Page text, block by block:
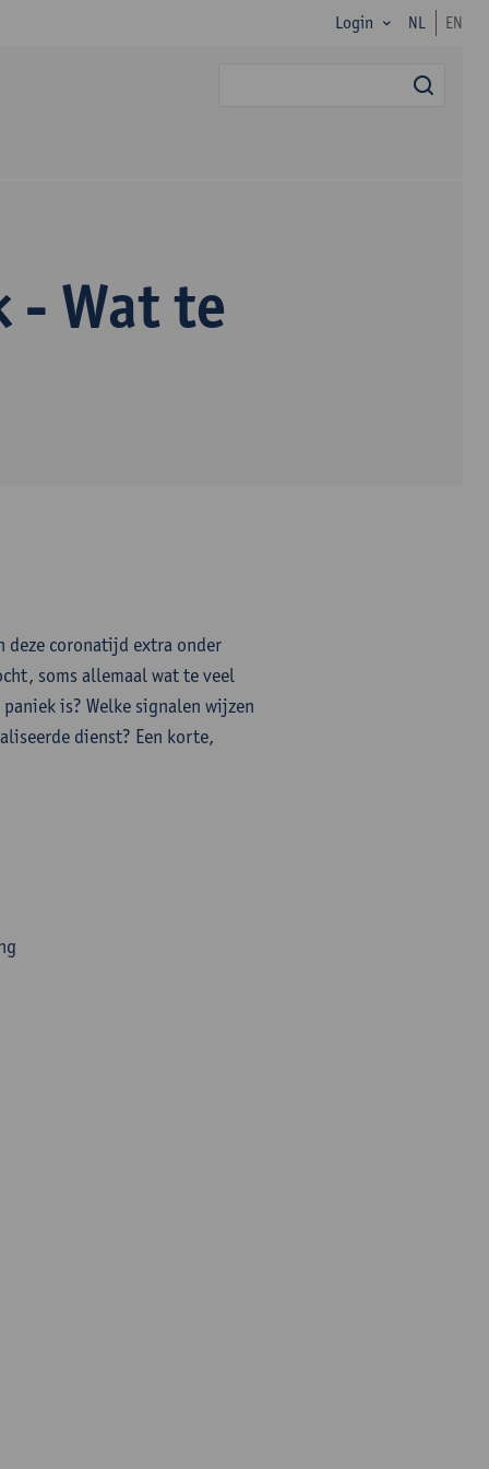
Login NL EN
- Wat te
deze coronatijd extra onder
soms allemaal wat te veel
is? Welke signalen wijzen
dienst? Een korte,